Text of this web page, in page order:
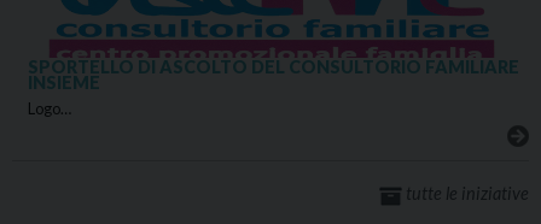
SPORTELLO DI ASCOLTO DEL CONSULTORIO FAMILIARE
INSIEME
Logo…
tutte le iniziative